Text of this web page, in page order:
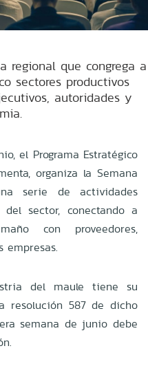
regional que congrega a
sectores productivos
autoridades y
el Programa Estratégico
organiza la Semana
serie de actividades
sector, conectando a
con proveedores,
empresas.
del maule tiene su
resolución 587 de dicho
semana de junio debe